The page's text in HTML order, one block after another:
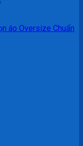
áo Oversize Chuẩn